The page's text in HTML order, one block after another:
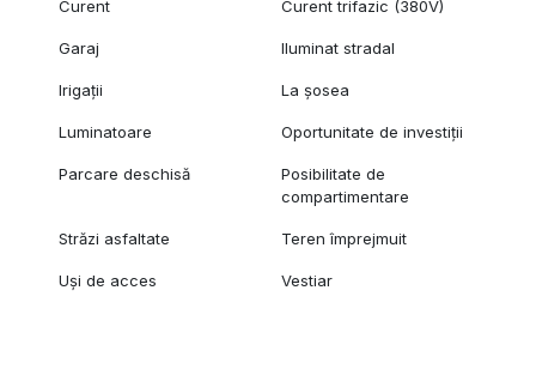
Curent Curent trifazic (380V)
Garaj Iluminat stradal
Irigații La șosea
Luminatoare Oportunitate de investiții
Parcare deschisă
Posibilitate de
compartimentare
Străzi asfaltate Teren împrejmuit
Uși de acces Vestiar